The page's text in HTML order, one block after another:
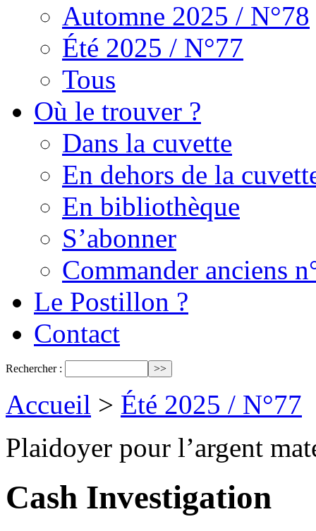
Automne 2025 / N°78
Été 2025 / N°77
Tous
Où le trouver ?
Dans la cuvette
En dehors de la
En bibliothèque
S’abonner
Commander anciens
Le Postillon ?
Contact
Rechercher :
Accueil > Été 2025 / N°77
Plaidoyer pour l’argent
Cash Investigation